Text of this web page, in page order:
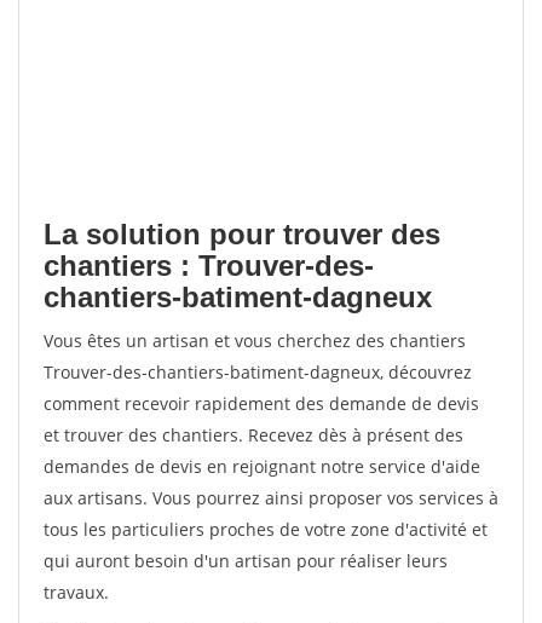
La solution pour trouver des
chantiers : Trouver-des-
chantiers-batiment-dagneux
Vous êtes un artisan et vous cherchez des chantiers
Trouver-des-chantiers-batiment-dagneux, découvrez
comment recevoir rapidement des demande de devis
et trouver des chantiers. Recevez dès à présent des
demandes de devis en rejoignant notre service d'aide
aux artisans. Vous pourrez ainsi proposer vos services à
tous les particuliers proches de votre zone d'activité et
qui auront besoin d'un artisan pour réaliser leurs
travaux.